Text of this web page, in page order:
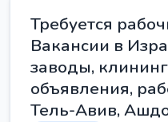
Требуется
Вакансии в
заводы,
объявления,
Тель-Авив,